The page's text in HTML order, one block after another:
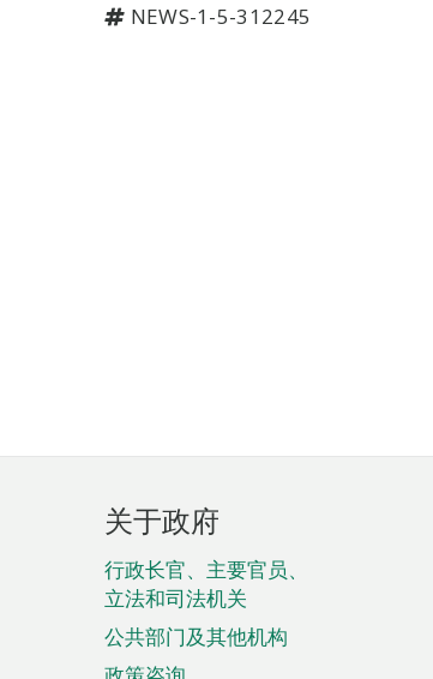
NEWS-1-5-312245
页
脚
菜
单
关于政府
行政长官、主要官员、
立法和司法机关
公共部门及其他机构